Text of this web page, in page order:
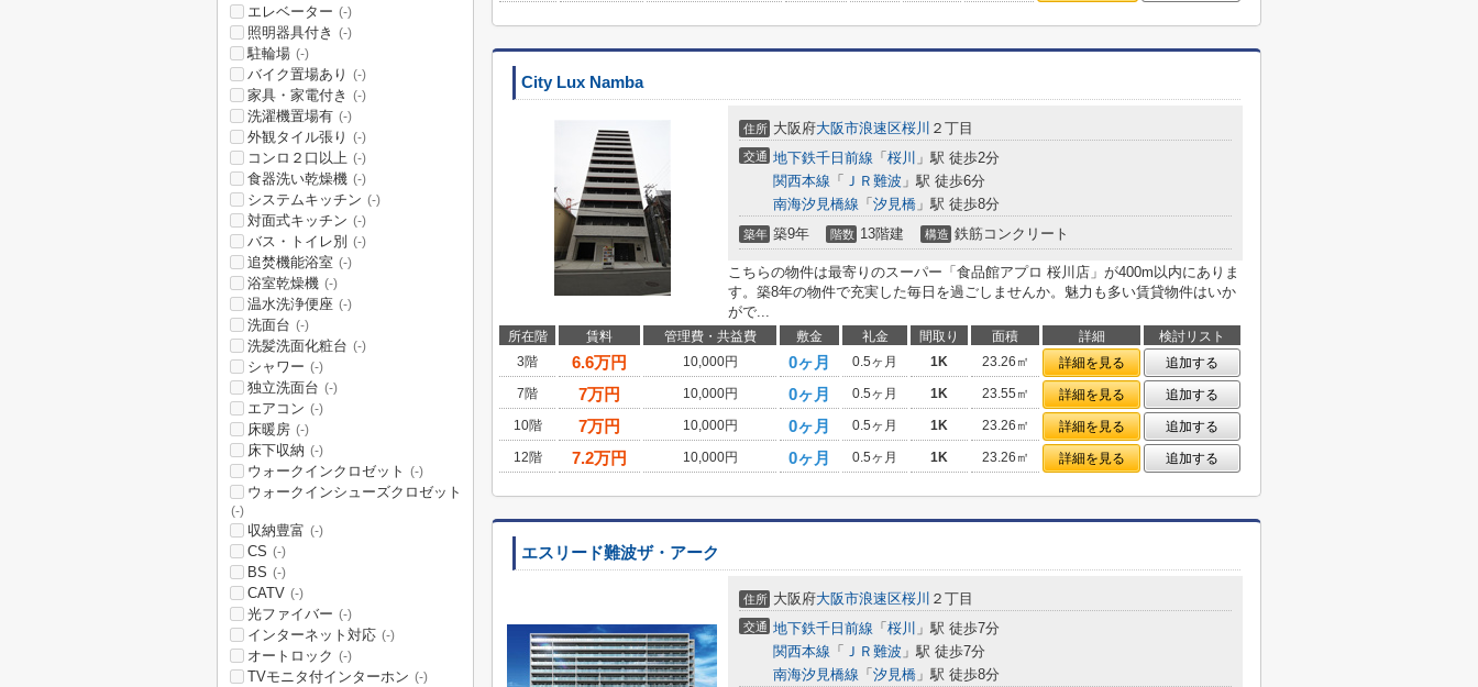
City Lux Namba
住所 大阪府大阪市浪速区桜川 ２丁目
交通 地下鉄千日前線 「 桜川 」駅 徒歩2分
関西本線 「 ＪＲ難波 」駅 徒歩6分
南海汐見橋線 「 汐見橋 」駅 徒歩8分
築年 築9年 階数 13階建 構造 鉄筋コンクリート
こちらの物件は最寄りのスーパー「食品館アプロ 桜川店」が400m以内にありま
す。築8年の物件で充実した毎日を過ごしませんか。魅力も多い賃貸物件はいか
がで...
所在階 賃料 管理費・共益費 敷金 礼金 間取り 面積 詳細
検討リスト
3階
6.6万円 10,000円 0ヶ月 0.5ヶ月 1K 23.26㎡ 詳細を見る
追加する
7階
7万円 10,000円 0ヶ月 0.5ヶ月 1K 23.55㎡ 詳細を見る
追加する
10階
7万円 10,000円 0ヶ月 0.5ヶ月 1K 23.26㎡ 詳細を見る
追加する
12階
7.2万円 10,000円 0ヶ月 0.5ヶ月 1K 23.26㎡ 詳細を見る 追加する
エスリード難波ザ・アーク
住所 大阪府大阪市浪速区桜川 ２丁目
交通 地下鉄千日前線 「 桜川 」駅 徒歩7分
関西本線 「 ＪＲ難波 」駅 徒歩7分
南海汐見橋線 「 汐見橋 」駅 徒歩8分
エレベーター (-)
照明器具付き (-)
駐輪場 (-)
バイク置場あり (-)
家具・家電付き (-)
洗濯機置場有 (-)
外観タイル張り (-)
コンロ２口以上 (-)
食器洗い乾燥機 (-)
システムキッチン (-)
対面式キッチン (-)
バス・トイレ別 (-)
追焚機能浴室 (-)
浴室乾燥機 (-)
温水洗浄便座 (-)
洗面台 (-)
洗髪洗面化粧台 (-)
シャワー (-)
独立洗面台 (-)
エアコン (-)
床暖房 (-)
床下収納 (-)
ウォークインクロゼット (-)
ウォークインシューズクロゼット
(-)
収納豊富 (-)
CS (-)
BS (-)
CATV (-)
光ファイバー (-)
インターネット対応 (-)
オートロック (-)
TVモニタ付インターホン (-)